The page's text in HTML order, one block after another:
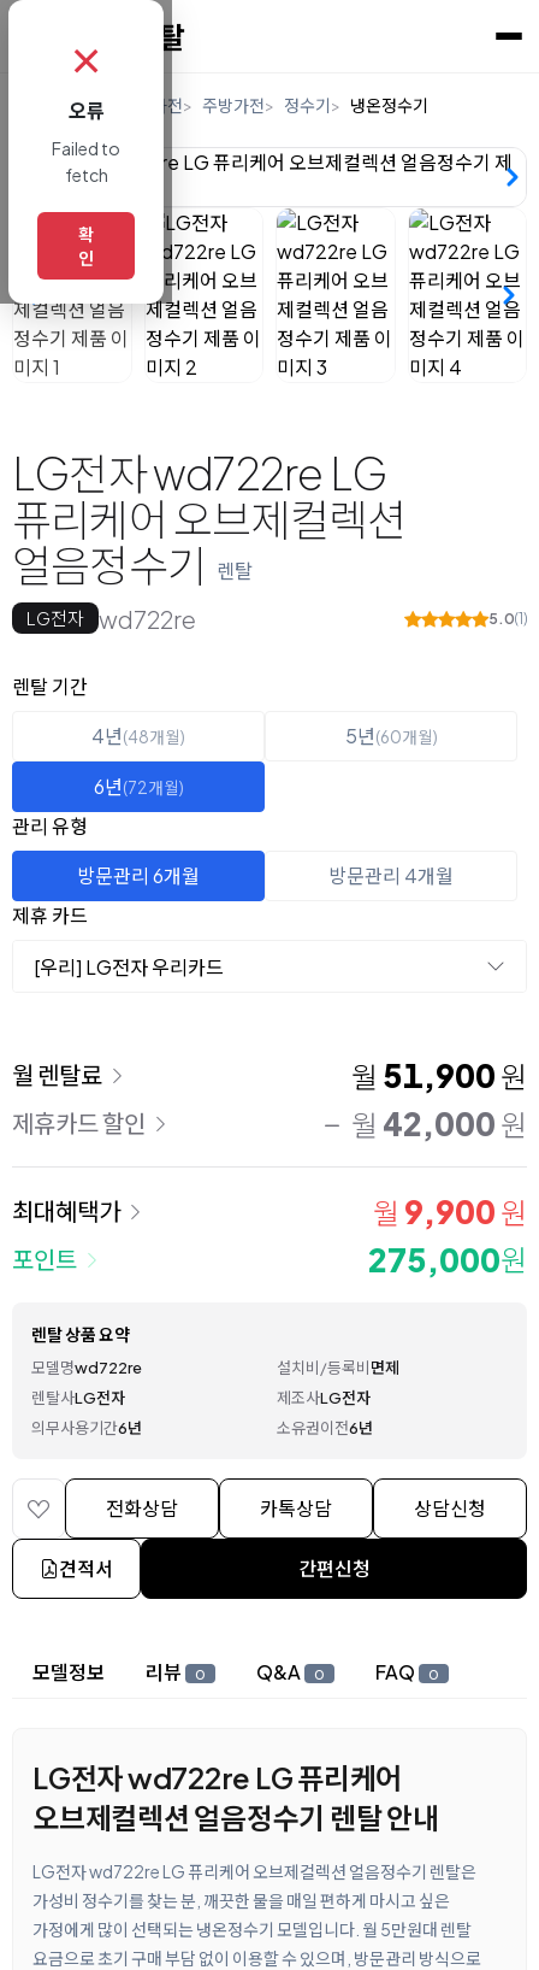
렌탈 디지털/가전 주방가전 정수기 냉온정수기
LG전자 wd722re LG
퓨리케어 오브제컬렉션
얼음정수기
렌탈
LG전자 wd722re 5.0(1)
옵션 선택
렌탈 선택
렌탈 기간
4년(48개월) 5년(60개월)
6년(72개월)
관리 유형
방문관리 6개월
방문관리 4개월
제휴 카드
[우리] LG전자 우리카드
이용 요금
월 렌탈료 월 51,900 원
제휴카드 할인 월 42,000 원
최대혜택가 월 9,900 원
포인트 275,000원
렌탈 상품 요약
모델명wd722re 설치비/등록비면제
렌탈사LG전자 제조사LG전자
의무사용기간6년 소유권이전6년
전화상담 카톡상담 상담신청
견적서 간편신청
상세 정보
모델정보 리뷰 0 Q&A 0 FAQ 0
LG전자 wd722re LG 퓨리케어
오브제컬렉션 얼음정수기 렌탈 안내
LG전자 wd722re LG 퓨리케어 오브제컬렉션 얼음정수기 렌탈은
가성비 정수기를 찾는 분, 깨끗한 물을 매일 편하게 마시고 싶은
가정에게 많이 선택되는 냉온정수기 모델입니다. 월 5만원대 렌탈
요금으로 초기 구매 부담 없이 이용할 수 있으며, 방문관리 방식으로
✗
오류
Failed to
fetch
확
인